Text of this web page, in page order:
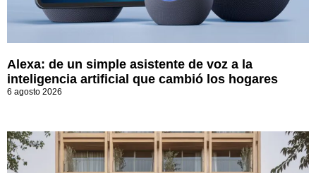
Alexa: de un simple asistente de voz a la
inteligencia artificial que cambió los hogares
6 agosto 2026